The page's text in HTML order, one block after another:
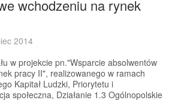
wchodzeniu na rynek
2014
w projekcie pn."Wsparcie absolwentów
pracy II", realizowanego w ramach
Kapitał Ludzki, Priorytetu i
społeczna, Działanie 1.3 Ogólnopolskie